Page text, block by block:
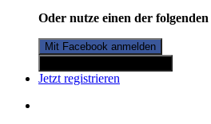
Oder nutze einen der folgenden
Mit Facebook anmelden
Jetzt registrieren